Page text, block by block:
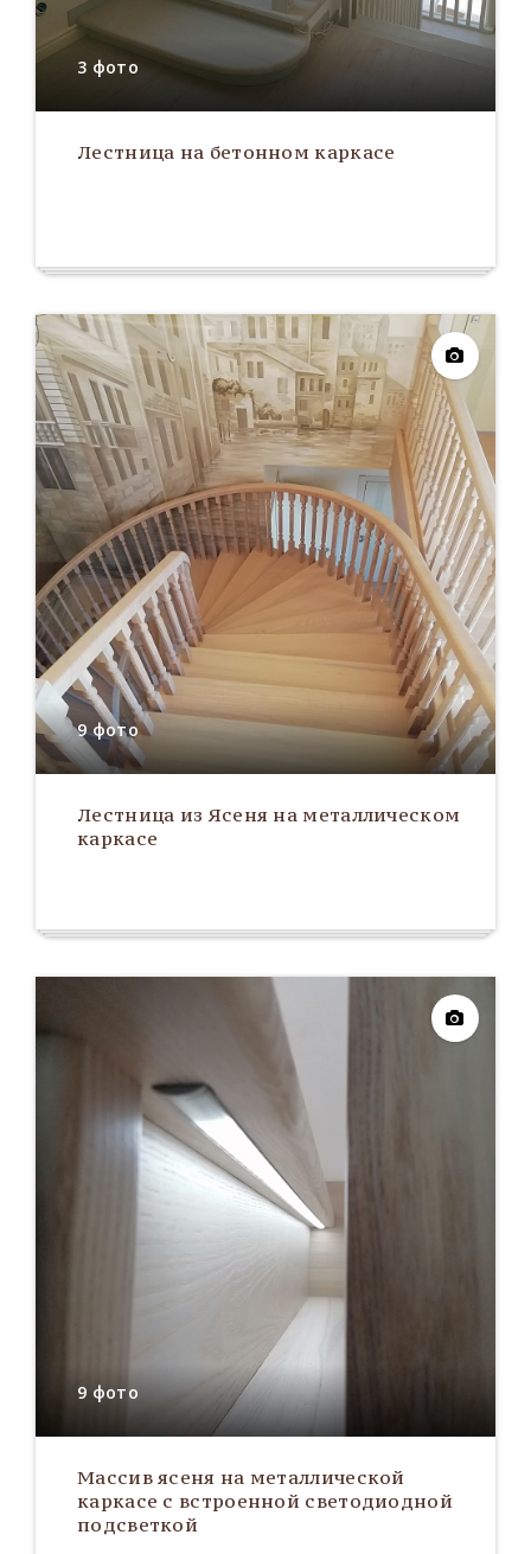
3 фото
Лестница на бетонном каркасе
9 фото
Лестница из Ясеня на металлическом
каркасе
9 фото
Массив ясеня на металлической
каркасе с встроенной светодиодной
подсветкой